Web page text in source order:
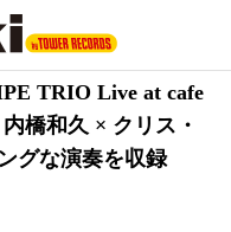
TRIO Live at cafe
橋和久 × クリス・
グな演奏を収録